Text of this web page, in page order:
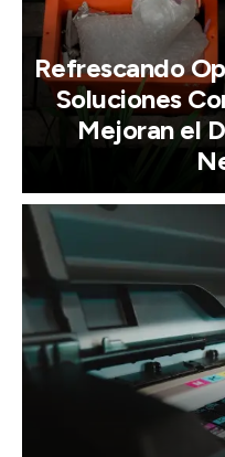
Refrescando
Soluciones
Mejoran el